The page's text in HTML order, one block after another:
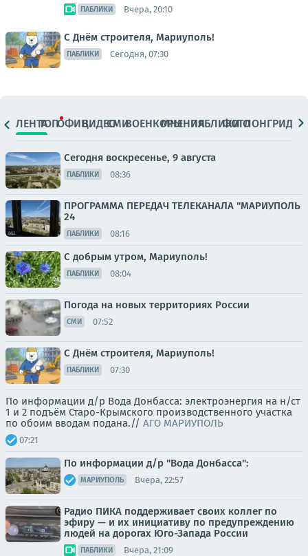
ПАБЛИКИ Вчера, 20:10
С Днём строителя, Мариуполь!
ПАБЛИКИ Сегодня, 07:30
ЛЕНТАТОПОФИЦ.ВИДЕОСМИВОЕНКОРЫМНЕНИЯПАБЛИКИ
ФОТОЛОНГРИДЫ
Сегодня воскресенье, 9 августа
ПАБЛИКИ 08:36
ПРОГРАММА ПЕРЕДАЧ ТЕЛЕКАНАЛА "МАРИУПОЛЬ
24
ПАБЛИКИ 08:16
С добрым утром, Мариуполь!
ПАБЛИКИ 08:04
Погода на новых территориях России
СМИ 07:52
С Днём строителя, Мариуполь!
ПАБЛИКИ 07:30
По информации д/р Вода Донбасса: электроэнергия на н/ст
1 и 2 подъём Старо-Крымского производственного участка
по обоим вводам подана.// АГО МАРИУПОЛЬ
07:21
По информации д/р "Вода Донбасса":
МАРИУПОЛЬ Вчера, 22:57
Радио ПИКА поддерживает своих коллег по
эфиру — и их инициативу по предупреждению
людей на дорогах Юго-Запада России
ПАБЛИКИ Вчера, 21:09